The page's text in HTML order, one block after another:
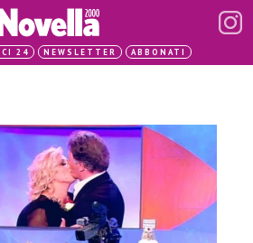
24 NEWSLETTER ABBONATI